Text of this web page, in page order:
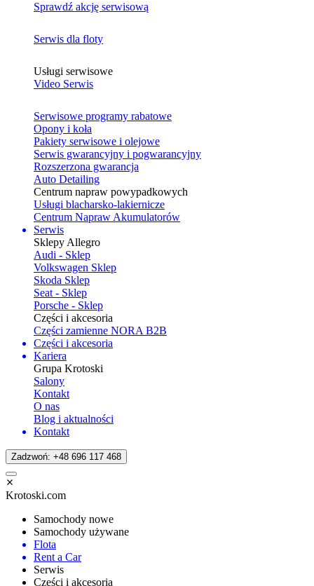
Sprawdź akcję serwisową
Serwis dla floty
Usługi serwisowe
Video Serwis
Serwisowe programy rabatowe
Opony i koła
Pakiety serwisowe i olejowe
Serwis gwarancyjny i pogwarancyjny
Rozszerzona gwarancja
Auto Detailing
Centrum napraw powypadkowych
Usługi blacharsko-lakiernicze
Centrum Napraw Akumulatorów
Serwis
Sklepy Allegro
Audi - Sklep
Volkswagen Sklep
Skoda Sklep
Seat - Sklep
Porsche - Sklep
Części i akcesoria
Części zamienne NORA B2B
Części i akcesoria
Kariera
Grupa Krotoski
Salony
Kontakt
O nas
Blog i aktualności
Kontakt
Zadzwoń: +48 696 117 468
Krotoski.com
Samochody nowe
Samochody używane
Flota
Rent a Car
Serwis
Części i akcesoria